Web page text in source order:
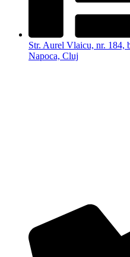
Str. Aurel Vlaicu, nr. 184,
Napoca, Cluj